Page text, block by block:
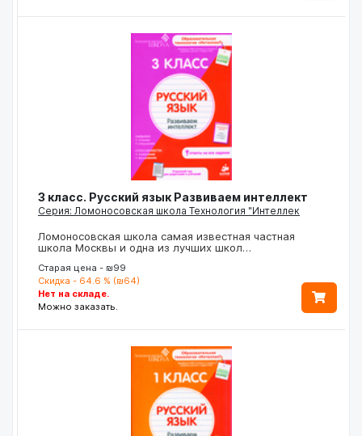
3 класс. Русский язык Развиваем интеллект
Серия: Ломоносовская школа Технология "Интеллек
Ломоносовская школа самая известная частная
школа Москвы и одна из лучших школ…
Старая цена - ₪99
Скидка - 64.6 % (₪64)
Нет на складе.
Можно заказать.